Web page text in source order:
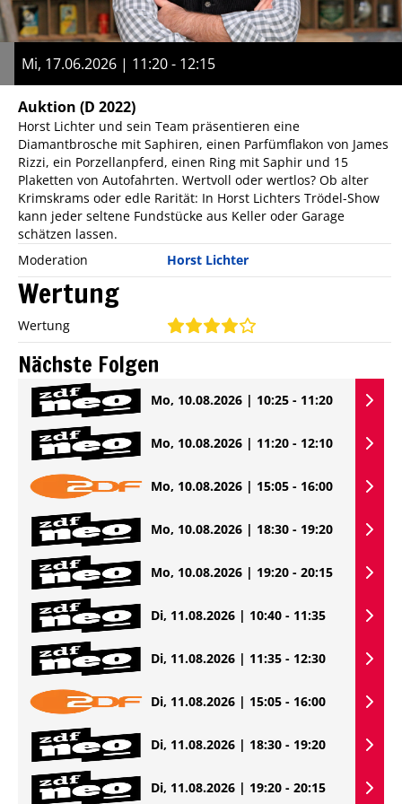
Mi, 17.06.2026 | 11:20 - 12:15
Auktion (D 2022)
Horst Lichter und sein Team präsentieren eine
Diamantbrosche mit Saphiren, einen Parfümflakon von James
Rizzi, ein Porzellanpferd, einen Ring mit Saphir und 15
Plaketten von Autofahrten. Wertvoll oder wertlos? Ob alter
Krimskrams oder edle Rarität: In Horst Lichters Trödel-Show
kann jeder seltene Fundstücke aus Keller oder Garage
schätzen lassen.
Moderation
Horst Lichter
Wertung
Wertung
Nächste Folgen
Mo, 10.08.2026 | 10:25 - 11:20
Mo, 10.08.2026 | 11:20 - 12:10
Mo, 10.08.2026 | 15:05 - 16:00
Mo, 10.08.2026 | 18:30 - 19:20
Mo, 10.08.2026 | 19:20 - 20:15
Di, 11.08.2026 | 10:40 - 11:35
Di, 11.08.2026 | 11:35 - 12:30
Di, 11.08.2026 | 15:05 - 16:00
Di, 11.08.2026 | 18:30 - 19:20
Di, 11.08.2026 | 19:20 - 20:15